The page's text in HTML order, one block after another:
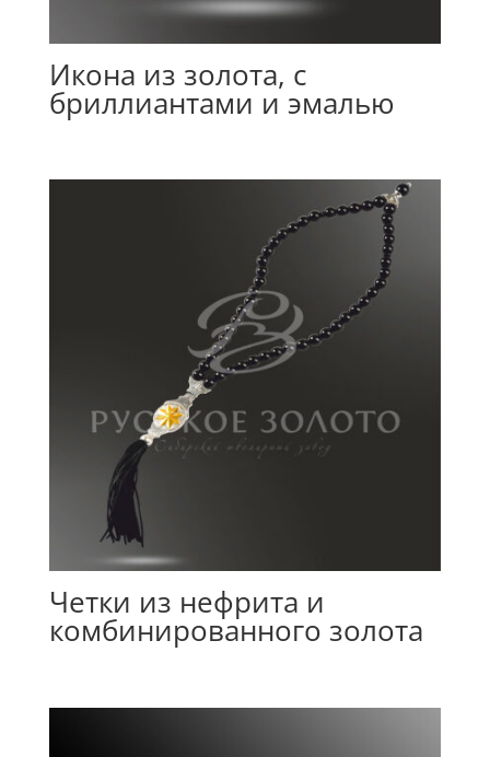
Икона из золота, с
бриллиантами и эмалью
Четки из нефрита и
комбинированного золота